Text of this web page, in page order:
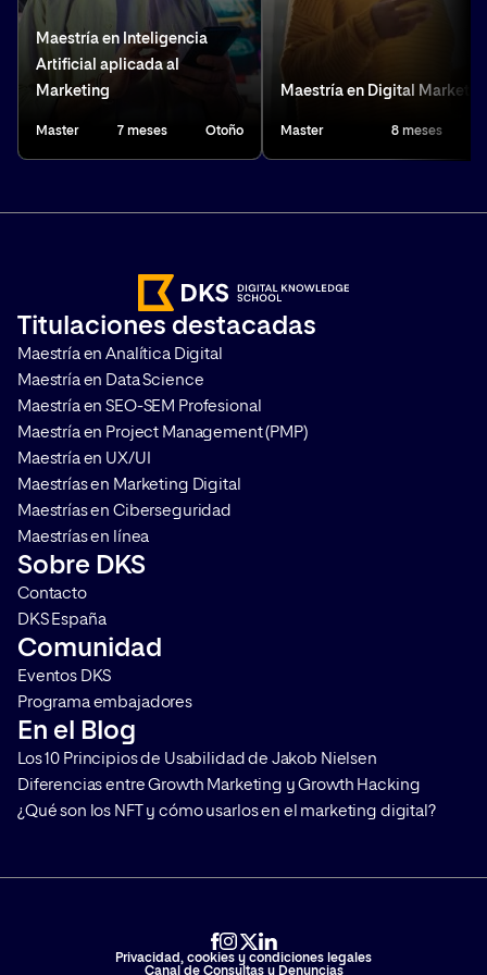
Maestría en Inteligencia
Artificial aplicada al
Marketing
Master 7 meses Otoño
Maestría en Digital
Master 8 meses
Titulaciones destacadas
Maestría en Analítica Digital
Maestría en Data Science
Maestría en SEO-SEM Profesional
Maestría en Project Management (PMP)
Maestría en UX/UI
Maestrías en Marketing Digital
Maestrías en Ciberseguridad
Maestrías en línea
Sobre DKS
Contacto
DKS España
Comunidad
Eventos DKS
Programa embajadores
En el Blog
Los 10 Principios de Usabilidad de Jakob Nielsen
Diferencias entre Growth Marketing y Growth Hacking
¿Qué son los NFT y cómo usarlos en el marketing digital?
Privacidad, cookies y condiciones legales
Canal de Consultas y Denuncias